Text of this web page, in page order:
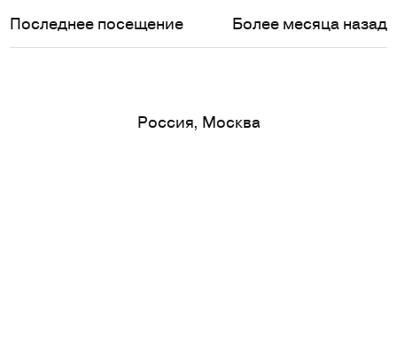
Последнее посещение Более месяца назад
Россия, Москва